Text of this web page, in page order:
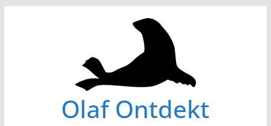
Olaf Ontdekt